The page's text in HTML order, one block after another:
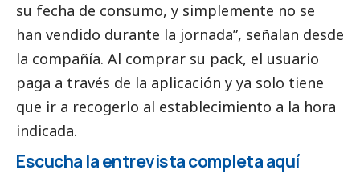
su fecha de consumo, y simplemente no se
han vendido durante la jornada”, señalan desde
la compañía. Al comprar su pack, el usuario
paga a través de la aplicación y ya solo tiene
que ir a recogerlo al establecimiento a la hora
indicada.
Escucha la entrevista completa aquí